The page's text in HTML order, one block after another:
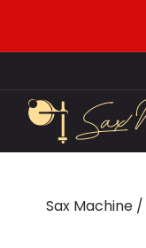
Sax Machine /